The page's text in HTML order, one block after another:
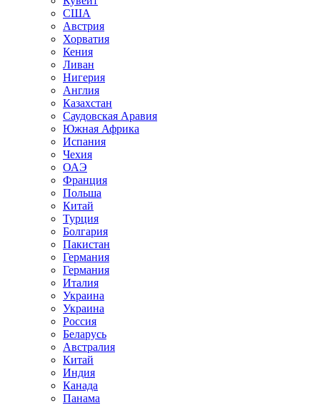
США
Австрия
Хорватия
Кения
Ливан
Нигерия
Англия
Казахстан
Саудовская Аравия
Южная Африка
Испания
Чехия
ОАЭ
Франция
Польша
Китай
Турция
Болгария
Пакистан
Германия
Германия
Италия
Украина
Украина
Россия
Беларусь
Австралия
Китай
Индия
Канада
Панама